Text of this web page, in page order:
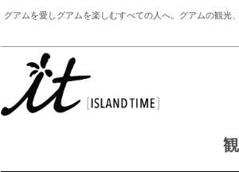
グアムを愛しグアムを楽しむすべての人へ。グアムの観光